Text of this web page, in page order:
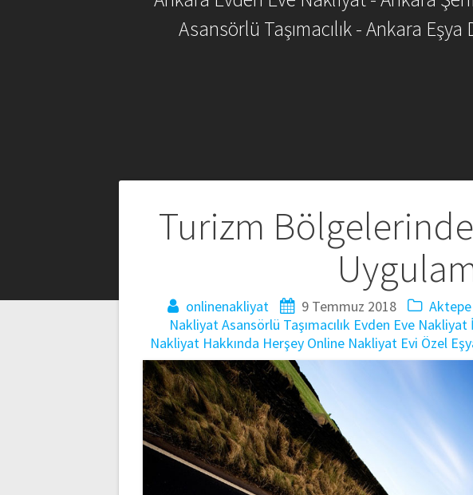
Asansörlü Taşımacılık - Ankara
Turizm Bölgelerinde
onlinenakliyat 9 Temmuz 2018
NakliyatAsansörlü Taşımacılık Evden Eve Nakliyat
Nakliyat Hakkında Herşey Online Nakliyat Evi Özel
Yazı